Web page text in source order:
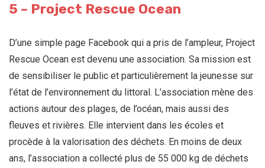
5 – Project Rescue Ocean
D’une simple page Facebook qui a pris de l’ampleur, Project
Rescue Ocean est devenu une association. Sa mission est
de sensibiliser le public et particulièrement la jeunesse sur
l’état de l’environnement du littoral. L’association mène des
actions autour des plages, de l’océan, mais aussi des
fleuves et rivières. Elle intervient dans les écoles et
procède à la valorisation des déchets. En moins de deux
ans, l’association a collecté plus de 55 000 kg de déchets